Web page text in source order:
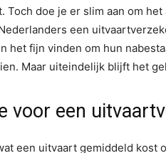
Toch doe je er slim aan om
een
het fijn vinden om hun
Maar uiteindelijk blijft het
voor een
een uitvaart gemiddeld kost